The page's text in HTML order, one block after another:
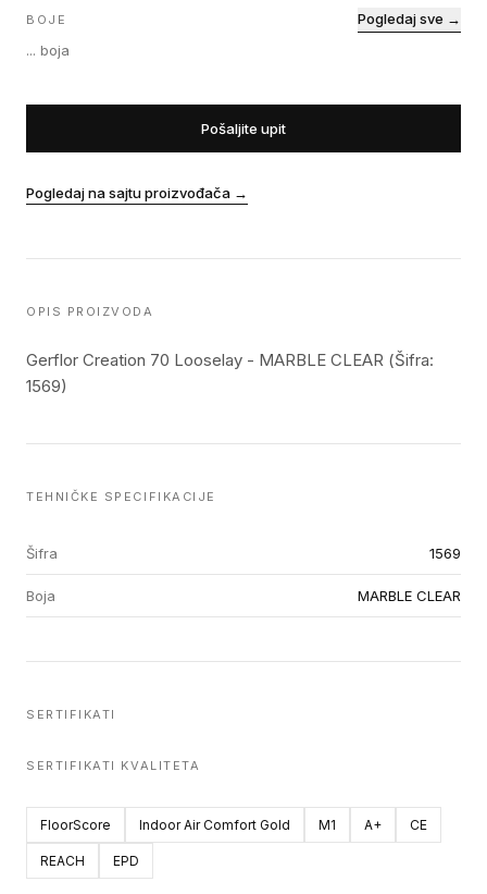
BOJE
... boja
Pogledaj sve →
Pošaljite upit
Pogledaj na sajtu proizvođača →
OPIS PROIZVODA
Gerflor Creation 70 Looselay - MARBLE CLEAR (Šifra:
1569)
TEHNIČKE SPECIFIKACIJE
Šifra 1569
Boja MARBLE CLEAR
SERTIFIKATI
SERTIFIKATI KVALITETA
FloorScore Indoor Air Comfort Gold M1 A+ CE
REACH EPD